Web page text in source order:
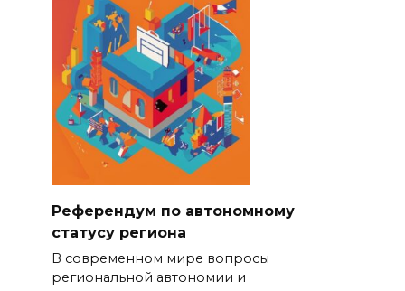
Референдум по автономному
статусу региона
В современном мире вопросы
региональной автономии и